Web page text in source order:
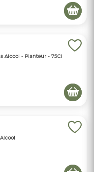
Alcool - Planteur - 75Cl